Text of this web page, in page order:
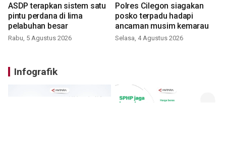
ASDP terapkan sistem satu
pintu perdana di lima
pelabuhan besar
Rabu, 5 Agustus 2026
Polres Cilegon siagakan
posko terpadu hadapi
ancaman musim kemarau
Selasa, 4 Agustus 2026
Infografik